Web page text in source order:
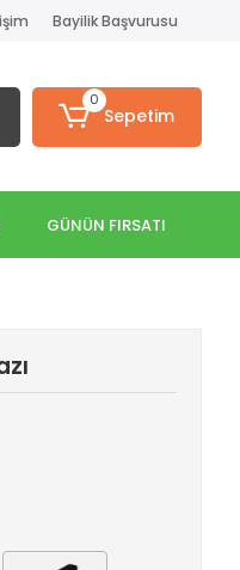
Bayilik Başvurusu
0
Sepetim
GÜNÜN FIRSATI